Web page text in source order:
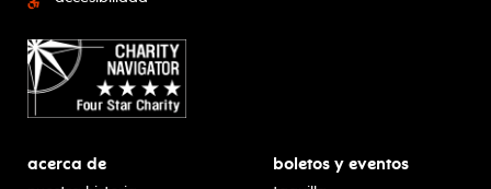
acerca de boletos y eventos